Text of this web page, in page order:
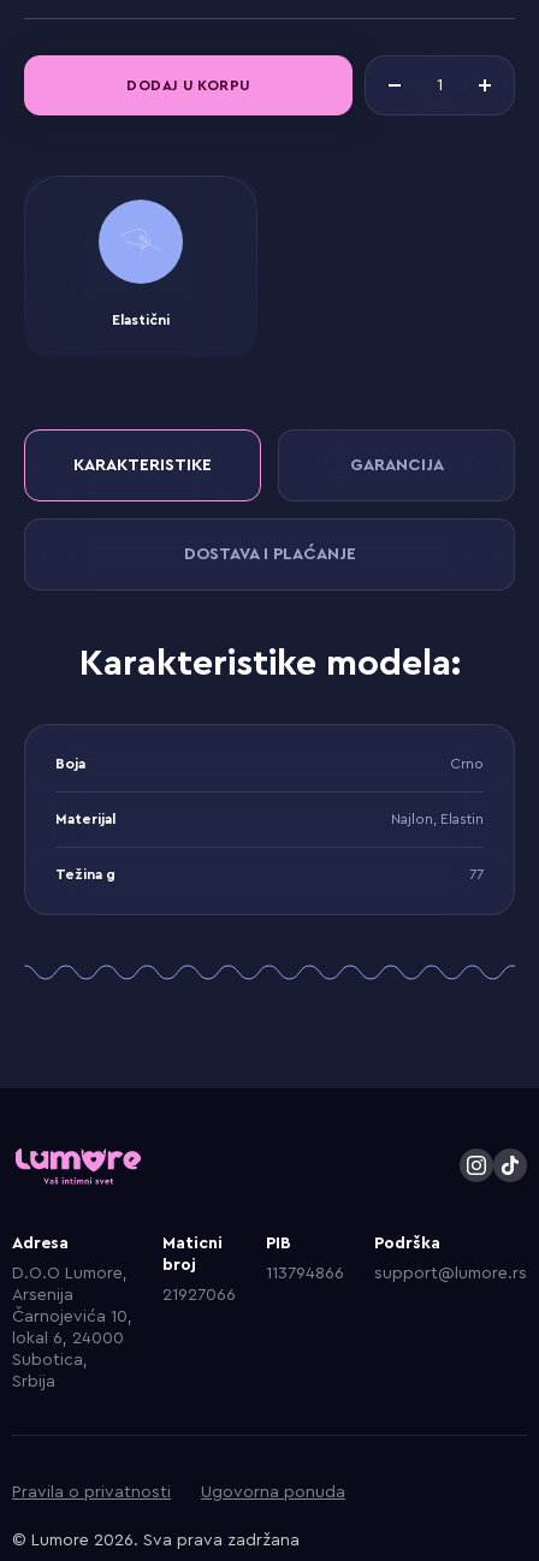
DODAJ U KORPU
Elastični
KARAKTERISTIKE GARANCIJA
DOSTAVA I PLAĆANJE
Karakteristike modela:
Boja Crno
Materijal Najlon, Elastin
Težina g 77
Adresa
D.O.O Lumore,
Arsenija
Čarnojevića 10,
lokal 6, 24000
Subotica,
Srbija
Maticni
broj
21927066
PIB
113794866
Podrška
support@lumore.rs
Pravila o privatnosti Ugovorna ponuda
© Lumore 2026. Sva prava zadržana